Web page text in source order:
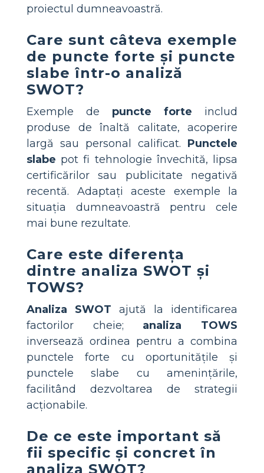
proiectul dumneavoastră.
Care sunt câteva exemple
de puncte forte și puncte
slabe într-o analiză
SWOT?
Exemple de puncte forte includ
produse de înaltă calitate, acoperire
largă sau personal calificat. Punctele
slabe pot fi tehnologie învechită, lipsa
certificărilor sau publicitate negativă
recentă. Adaptați aceste exemple la
situația dumneavoastră pentru cele
mai bune rezultate.
Care este diferența
dintre analiza SWOT și
TOWS?
Analiza SWOT ajută la identificarea
factorilor cheie; analiza TOWS
inversează ordinea pentru a combina
punctele forte cu oportunitățile și
punctele slabe cu amenințările,
facilitând dezvoltarea de strategii
acționabile.
De ce este important să
fii specific și concret în
analiza SWOT?